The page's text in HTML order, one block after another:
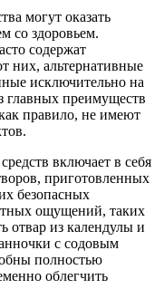
могут оказать
со здоровьем.
содержат
них, альтернативные
исключительно на
главных преимуществ
правило, не имеют
включает в себя
приготовленных
безопасных
ощущений, таких
отвар из календулы и
с содовым
полностью
облегчить